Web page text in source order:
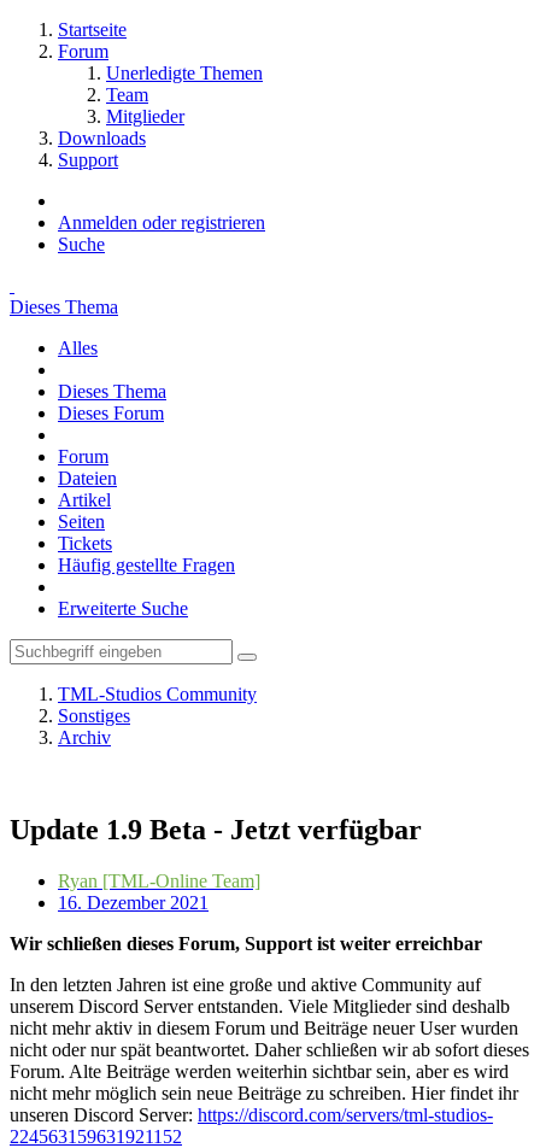
Startseite
Forum
Unerledigte Themen
Team
Mitglieder
Downloads
Support
Anmelden oder registrieren
Suche
Dieses Thema
Alles
Dieses Thema
Dieses Forum
Forum
Dateien
Artikel
Seiten
Tickets
Häufig gestellte Fragen
Erweiterte Suche
TML-Studios Community
Sonstiges
Archiv
Update 1.9 Beta - Jetzt verfügbar
Ryan [TML-Online Team]
16. Dezember 2021
Wir schließen dieses Forum, Support ist weiter erreichbar
In den letzten Jahren ist eine große und aktive Community auf
unserem Discord Server entstanden. Viele Mitglieder sind deshalb
nicht mehr aktiv in diesem Forum und Beiträge neuer User wurden
nicht oder nur spät beantwortet. Daher schließen wir ab sofort dieses
Forum. Alte Beiträge werden weiterhin sichtbar sein, aber es wird
nicht mehr möglich sein neue Beiträge zu schreiben. Hier findet ihr
unseren Discord Server: https://discord.com/servers/tml-studios-
224563159631921152